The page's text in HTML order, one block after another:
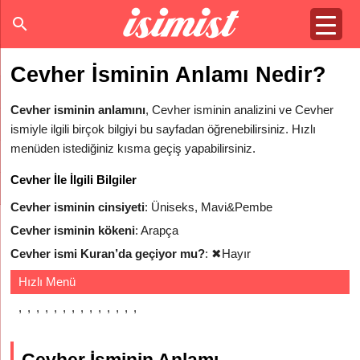
Cevher İsminin Anlamı Nedir?
Cevher isminin anlamını, Cevher isminin analizini ve Cevher
ismiyle ilgili birçok bilgiyi bu sayfadan öğrenebilirsiniz. Hızlı
menüden istediğiniz kısma geçiş yapabilirsiniz.
Cevher İle İlgili Bilgiler
Cevher isminin cinsiyeti: Üniseks, Mavi&Pembe
Cevher isminin kökeni: Arapça
Cevher ismi Kuran’da geçiyor mu?: ✖Hayır
Hızlı Menü